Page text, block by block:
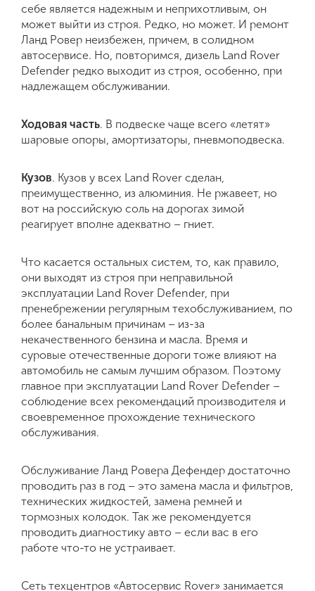
себе является надежным и неприхотливым, он
может выйти из строя. Редко, но может. И ремонт
Ланд Ровер неизбежен, причем, в солидном
автосервисе. Но, повторимся, дизель Land Rover
Defender редко выходит из строя, особенно, при
надлежащем обслуживании.
Ходовая часть. В подвеске чаще всего «летят»
шаровые опоры, амортизаторы, пневмоподвеска.
Кузов. Кузов у всех Land Rover сделан,
преимущественно, из алюминия. Не ржавеет, но
вот на российскую соль на дорогах зимой
реагирует вполне адекватно – гниет.
Что касается остальных систем, то, как правило,
они выходят из строя при неправильной
эксплуатации Land Rover Defender, при
пренебрежении регулярным техобслуживанием, по
более банальным причинам – из-за
некачественного бензина и масла. Время и
суровые отечественные дороги тоже влияют на
автомобиль не самым лучшим образом. Поэтому
главное при эксплуатации Land Rover Defender –
соблюдение всех рекомендаций производителя и
своевременное прохождение технического
обслуживания.
Обслуживание Ланд Ровера Дефендер достаточно
проводить раз в год – это замена масла и фильтров,
технических жидкостей, замена ремней и
тормозных колодок. Так же рекомендуется
проводить диагностику авто – если вас в его
работе что-то не устраивает.
Сеть техцентров «Автосервис Rover» занимается